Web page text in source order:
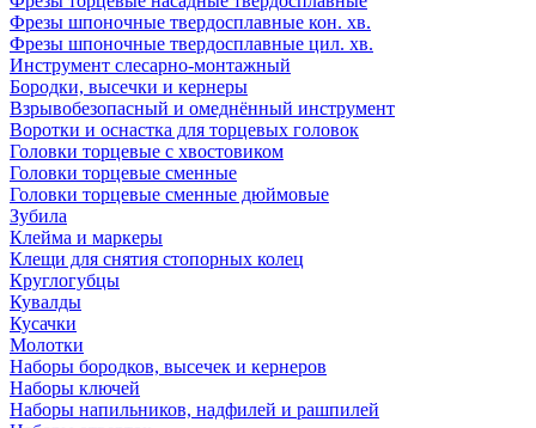
Фрезы шпоночные твердосплавные кон. хв.
Фрезы шпоночные твердосплавные цил. хв.
Инструмент слесарно-монтажный
Бородки, высечки и кернеры
Взрывобезопасный и омеднённый инструмент
Воротки и оснаcтка для торцевых головок
Головки торцевые с хвостовиком
Головки торцевые сменные
Головки торцевые сменные дюймовые
Зубила
Клейма и маркеры
Клещи для снятия стопорных колец
Круглогубцы
Кувалды
Кусачки
Молотки
Наборы бородков, высечек и кернеров
Наборы ключей
Наборы напильников, надфилей и рашпилей